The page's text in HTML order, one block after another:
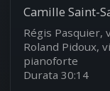
Camille Saint-
Régis Pasquier,
Roland Pidoux,
pianoforte
Durata 30:14